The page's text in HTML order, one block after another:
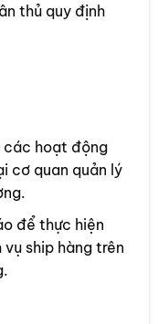
thủ quy định
các hoạt động
cơ quan quản lý
để thực hiện
ship hàng trên